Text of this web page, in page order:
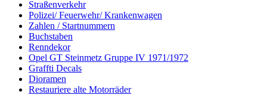
Straßenverkehr
Polizei/ Feuerwehr/ Krankenwagen
Zahlen / Startnummern
Buchstaben
Renndekor
Opel GT Steinmetz Gruppe IV 1971/1972
Graffti Decals
Dioramen
Restauriere alte Motorräder